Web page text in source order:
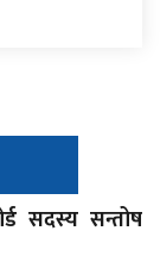
सदस्य सन्तोष